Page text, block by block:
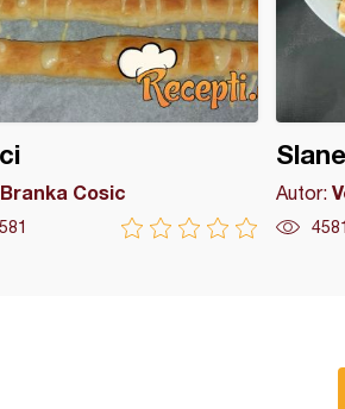
Branka Cosic Autor: